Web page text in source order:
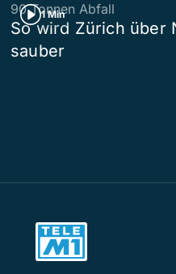
1 Min
90 Tonnen Abfall
So wird Zürich über
sauber